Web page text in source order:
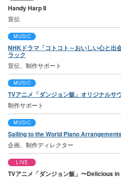
Handy Harp II
宣伝
MUSIC
NHKドラマ「コトコト～おいしい心と出
ラック
宣伝、制作サポート
MUSIC
TVアニメ「ダンジョン飯」オリジナル
制作サポート
MUSIC
Sailing to the World Piano
企画、制作ディレクター
LIVE
TVアニメ「ダンジョン飯」〜Delicious